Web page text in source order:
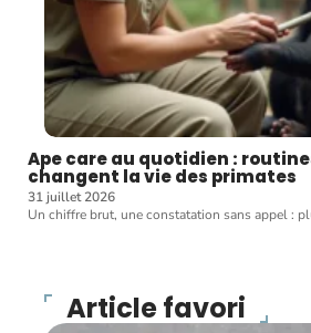
Ape care au quotidien :
changent la vie des primates
31 juillet 2026
Un chiffre brut, une constatation sans appel :
Article favori